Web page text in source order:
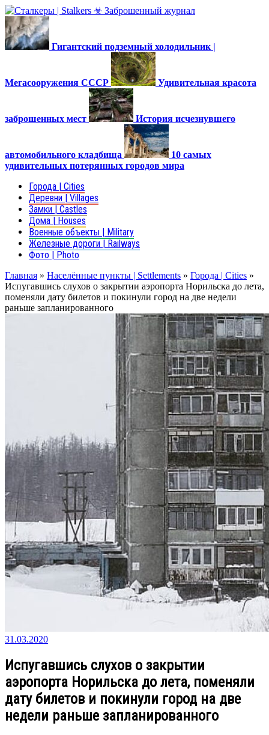
Гигантский подземный холодильник |
Мегасооружения СССР Удивительная красота
заброшенных мест История исчезнувшего
автомобильного кладбища
10 самых
удивительных потерянных городов мира
Города | Cities
Деревни | Villages
Замки | Castles
Дома | Houses
Военные объекты | Military
Железные дороги | Railways
Фото | Photo
Главная » Населённые пункты | Settlements » Города | Cities »
Испугавшись слухов о закрытии аэропорта Норильска до лета,
поменяли дату билетов и покинули город на две недели
раньше запланированного
31.03.2020
Испугавшись слухов о закрытии
аэропорта Норильска до лета, поменяли
дату билетов и покинули город на две
недели раньше запланированного